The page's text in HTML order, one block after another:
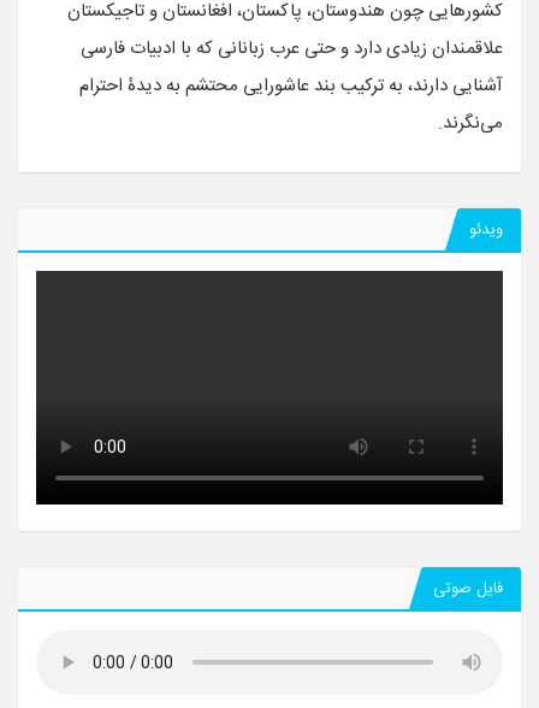
کشورهایی چون هندوستان، پاکستان، افغانستان و تاجیکستان
علاقمندان زیادی دارد و حتی عرب زبانانی که با ادبیات فارسی
آشنایی دارند، به ترکیب بند عاشورایی محتشم به دیدۀ احترام
می‌نگرند.
ویدئو
فایل صوتی